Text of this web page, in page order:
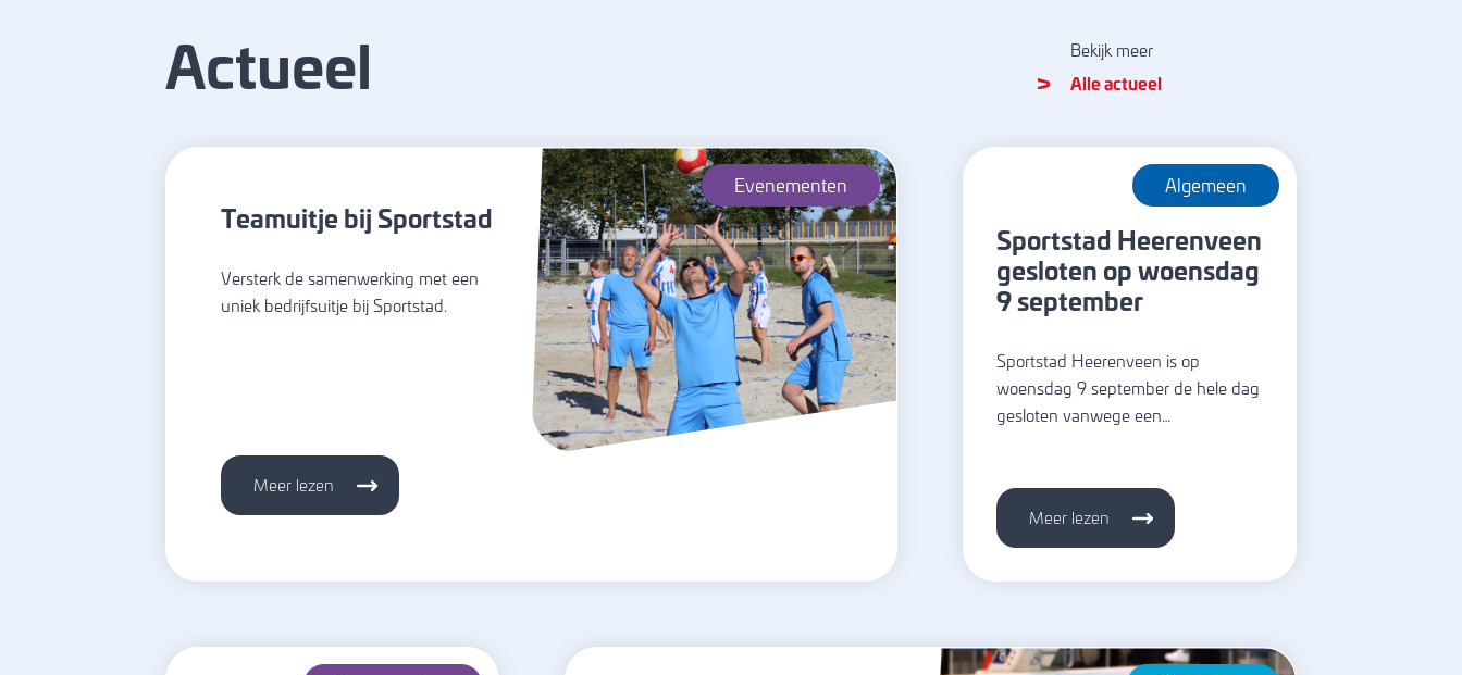
Actueel Bekijk meer
Alle actueel
Teamuitje bij Sportstad
Versterk de samenwerking met een
uniek bedrijfsuitje bij Sportstad.
Evenementen
Meer lezen
Sportstad Heerenveen
gesloten op woensdag
9 september
Sportstad Heerenveen is op
woensdag 9 september de hele dag
gesloten vanwege een…
Algemeen
Meer lezen